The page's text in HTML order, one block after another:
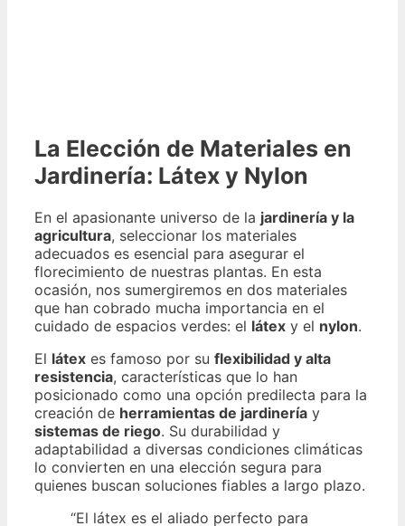
La Elección de Materiales en
Jardinería: Látex y Nylon
En el apasionante universo de la jardinería y la
agricultura, seleccionar los materiales
adecuados es esencial para asegurar el
florecimiento de nuestras plantas. En esta
ocasión, nos sumergiremos en dos materiales
que han cobrado mucha importancia en el
cuidado de espacios verdes: el látex y el nylon.
El látex es famoso por su flexibilidad y alta
resistencia, características que lo han
posicionado como una opción predilecta para la
creación de herramientas de jardinería y
sistemas de riego. Su durabilidad y
adaptabilidad a diversas condiciones climáticas
lo convierten en una elección segura para
quienes buscan soluciones fiables a largo plazo.
“El látex es el aliado perfecto para